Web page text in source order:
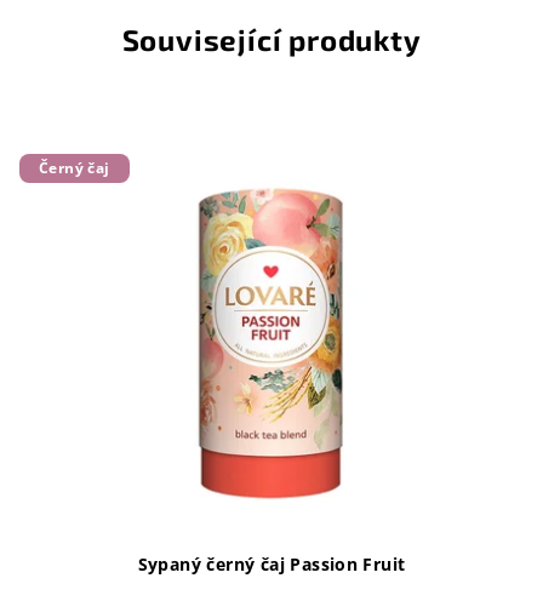
Související produkty
Černý čaj
Sypaný černý čaj Passion Fruit